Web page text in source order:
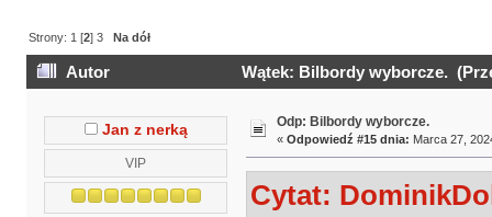
Strony: 1 [2]3 Na dół
Autor Wątek: Bilbordy wyborcze.
Jan z nerką
VIP
Odp: Bilbordy wyborcze.
« Odpowiedź #15 dnia: Marca 27,
Cytat: